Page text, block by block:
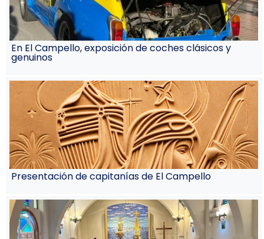
En El Campello, exposición de coches clásicos y
genuinos
Presentación de capitanías de El Campello